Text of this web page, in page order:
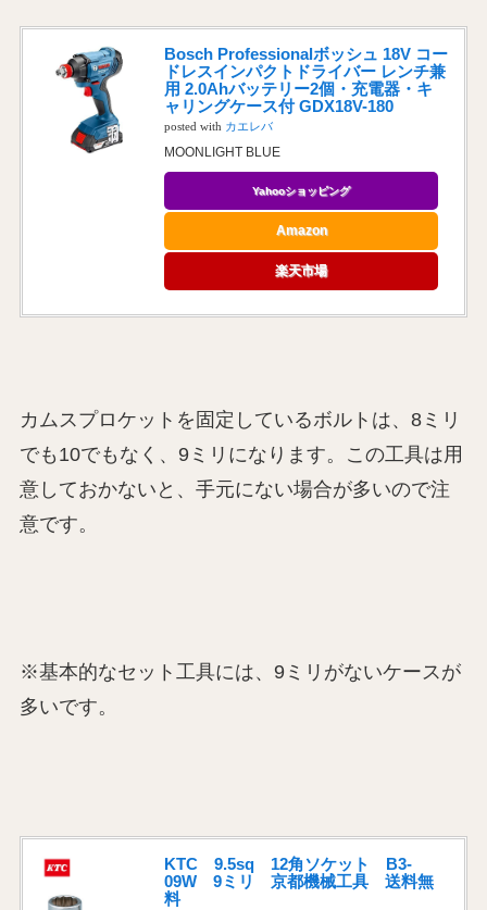
Bosch Professionalボッシュ 18V コー
ドレスインパクトドライバー レンチ兼
用 2.0Ahバッテリー2個・充電器・キ
ャリングケース付 GDX18V-180
posted with カエレバ
MOONLIGHT BLUE
Yahooショッピング
Amazon
楽天市場
カムスプロケットを固定しているボルトは、8ミリ
でも10でもなく、9ミリになります。この工具は用
意しておかないと、手元にない場合が多いので注
意です。
※基本的なセット工具には、9ミリがないケースが
多いです。
KTC 9.5sq 12角ソケット B3-
09W 9ミリ 京都機械工具 送料無
料